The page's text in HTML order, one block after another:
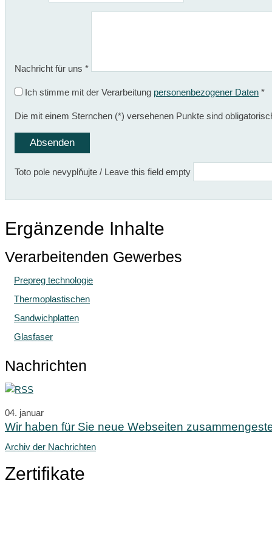
Nachricht für uns *
Ich stimme mit der Verarbeitung personenbezogener Daten *
Die mit einem Sternchen (*) versehenen Punkte sind
Toto pole nevyplňujte / Leave this field empty
Ergänzende Inhalte
Verarbeitenden Gewerbes
Prepreg technologie
Thermoplastischen
Sandwichplatten
Glasfaser
Nachrichten
04. januar
Wir haben für Sie neue Webseiten
Archiv der Nachrichten
Zertifikate